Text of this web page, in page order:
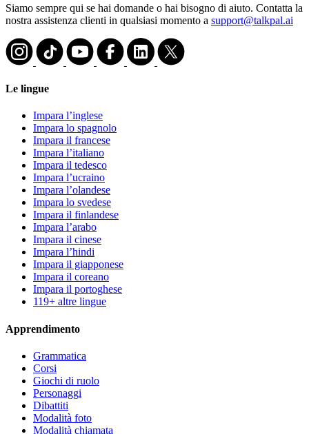
Siamo sempre qui se hai domande o hai bisogno di aiuto. Contatta la
nostra assistenza clienti in qualsiasi momento a support@talkpal.ai
Le lingue
Impara l’inglese
Impara lo spagnolo
Impara il francese
Impara l’italiano
Impara il tedesco
Impara l’ucraino
Impara l’olandese
Impara lo svedese
Impara il finlandese
Impara l’arabo
Impara il cinese
Impara l’hindi
Impara il giapponese
Impara il coreano
Impara il portoghese
119+ altre lingue
Apprendimento
Grammatica
Corsi
Giochi di ruolo
Personaggi
Dibattiti
Modalità foto
Modalità chiamata